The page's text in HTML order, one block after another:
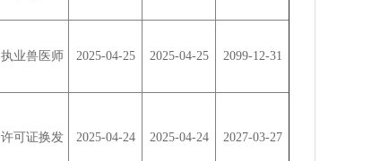
执业兽医师 2025-04-25 2025-04-25 2099-12-31
许可证换发 2025-04-24 2025-04-24 2027-03-27